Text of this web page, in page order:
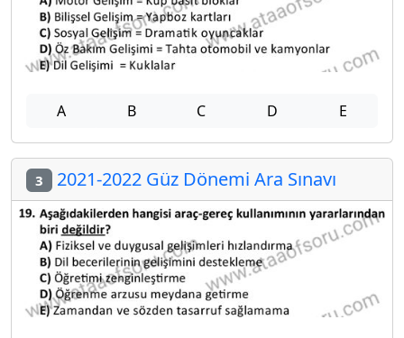
A B C D E
3 2021-2022 Güz Dönemi Ara Sınavı